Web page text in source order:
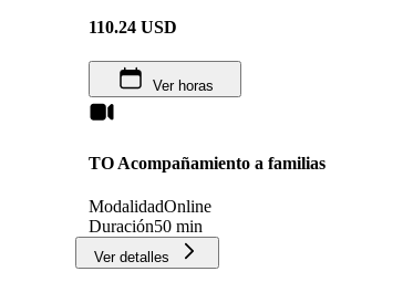
110.24 USD
Ver horas
TO Acompañamiento a familias
ModalidadOnline
Duración50 min
Ver detalles